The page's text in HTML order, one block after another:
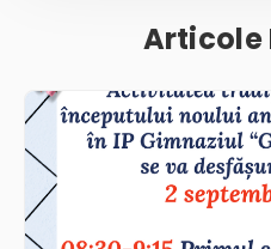
Articole